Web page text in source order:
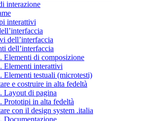
interazione
interattivi
dell’interfaccia
dell’interfaccia
Elementi di composizione
Elementi interattivi
Elementi testuali (microtesti)
e costruire in alta fedeltà
Layout di pagina
Prototipi in alta fedeltà
con il design system .italia
Documentazione